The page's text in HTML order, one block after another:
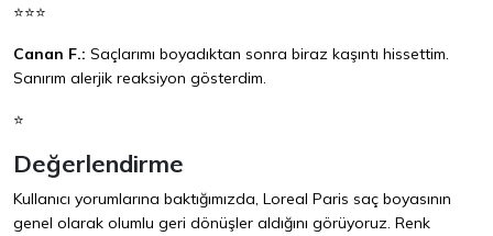
⭐⭐⭐
Canan F.: Saçlarımı boyadıktan sonra biraz kaşıntı hissettim.
Sanırım alerjik reaksiyon gösterdim.
⭐
Değerlendirme
Kullanıcı yorumlarına baktığımızda, Loreal Paris saç boyasının
genel olarak olumlu geri dönüşler aldığını görüyoruz. Renk